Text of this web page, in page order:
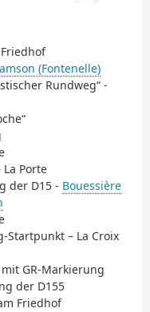
(Fontenelle)
Rundweg“ -
Porte
der D15 - Bouessière
Startpunkt – La Croix
GR-Markierung
der D155
Friedhof